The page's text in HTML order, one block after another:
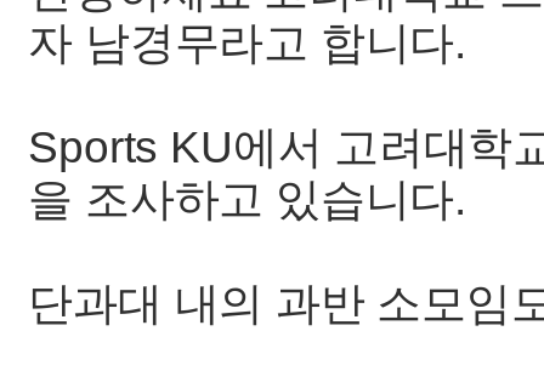
자 남경무라고 합니다.
Sports KU에서 고려대학
을 조사하고 있습니다.
단과대 내의 과반 소모임